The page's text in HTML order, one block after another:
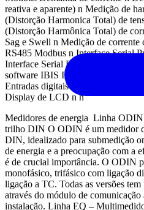
reativa e aparente) n Medição de
(Distorção Harmonica Total) de
(Distorção Harmônica Total) de
Sag e Swell n Medição de corrente
RS485 Modbus n Interface Serial
Interface Serial DNP3 n n Memória
software IBIS IBIS NET n Registro
Entradas digitais 4 Entradas
Display de LCD n n
Medidores de energia Linha
trilho DIN O ODIN é um medidor
DIN, idealizado para submedição
de energia e a preocupação com a
é de crucial importância. O ODIN
monofásico, trifásico com ligação
ligação a TC. Todas as versões
através do módulo de
instalação. Linha EQ –